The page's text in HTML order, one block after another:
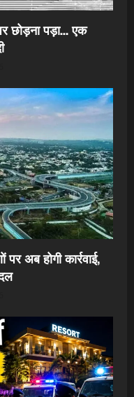
छोड़ना पड़ा… एक
पर अब होगी कार्रवाई,